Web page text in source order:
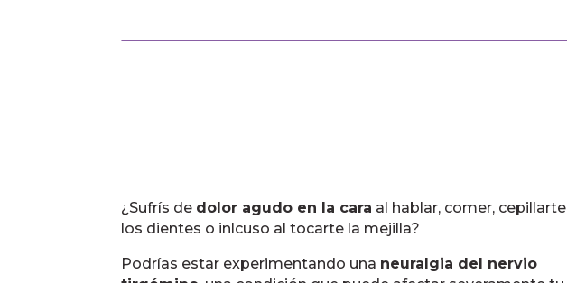
¿Sufrís de dolor agudo en la cara al hablar, comer, cepillarte
los dientes o inlcuso al tocarte la mejilla?
Podrías estar experimentando una neuralgia del nervio